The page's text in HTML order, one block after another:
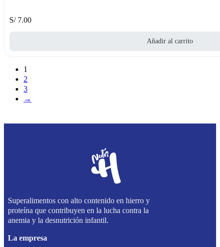
S/7.00
Añadir al carrito
1
2
3
→
Superalimentos con alto contenido en hierro y
proteína que contribuyen en la lucha contra la
anemia y la desnutrición infantil.
La empresa